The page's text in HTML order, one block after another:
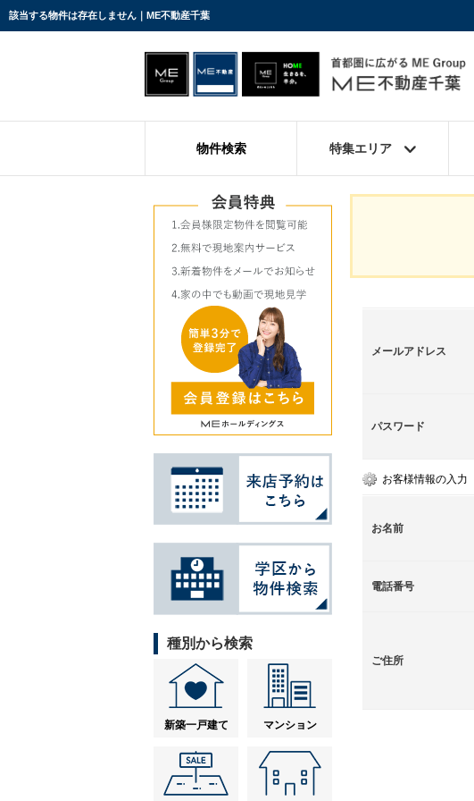
該当する物件は存在しません｜ME不動産千葉
物件検索 特集エリア
メールアドレス
パスワード
お客様情報の入力
お名前
電話番号
ご住所
種別から検索
新築一戸建て マンション